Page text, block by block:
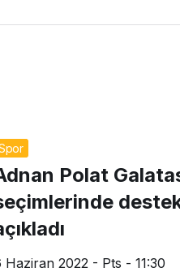
Polat
Haziran 2022 - Pts - 11:30